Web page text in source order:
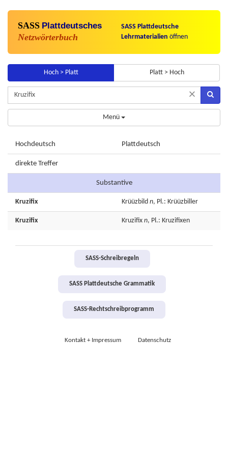
SASS Plattdeutsches
Netzwörterbuch
SASS Plattdeutsche
Lehrmaterialien öffnen
Hoch > Platt Platt > Hoch
×
Menü
Hochdeutsch Plattdeutsch
direkte Treffer
Substantive
Kruzifix Krüüzbild n, Pl.: Krüüzbiller
Kruzifix Kruzifix n, Pl.: Kruzifixen
SASS-Schreibregeln
SASS Plattdeutsche Grammatik
SASS-Rechtschreibprogramm
Kontakt + Impressum Datenschutz